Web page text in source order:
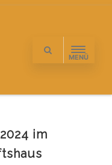
MENÜ
im